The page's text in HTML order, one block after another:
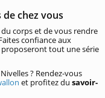
chez vous
corps et de vous rendre
confiance aux
tout une série
? Rendez-vous
et profitez du savoir-